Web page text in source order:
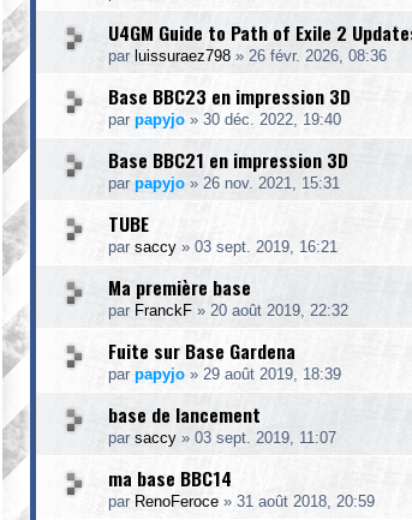
U4GM Guide to Path of Exile 2
par luissuraez798 » 26 févr. 2026, 08:36
Base BBC23 en impression 3D
par papyjo » 30 déc. 2022, 19:40
Base BBC21 en impression 3D
par papyjo » 26 nov. 2021, 15:31
TUBE
par saccy » 03 sept. 2019, 16:21
Ma première base
par FranckF » 20 août 2019, 22:32
Fuite sur Base Gardena
par papyjo » 29 août 2019, 18:39
base de lancement
par saccy » 03 sept. 2019, 11:07
ma base BBC14
par RenoFeroce » 31 août 2018, 20:59